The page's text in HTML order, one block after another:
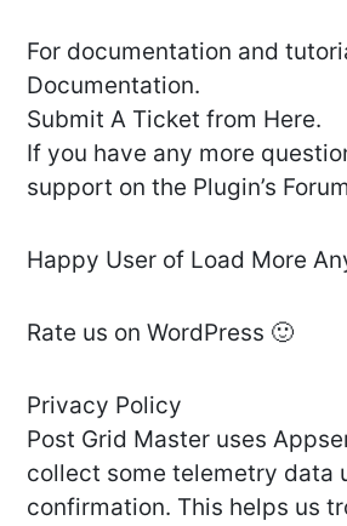
For documentation and
Documentation.
Submit A Ticket from Here.
If you have any more
support on the Plugin’s
Happy User of Load More
Rate us on WordPress 🙂
Privacy Policy
Post Grid Master uses
collect some telemetry data
confirmation. This helps us